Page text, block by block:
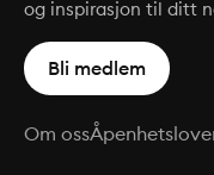
og inspirasjon til ditt
Bli medlem
Om oss